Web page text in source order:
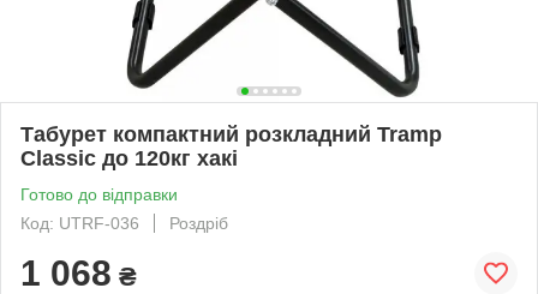
Табурет компактний розкладний Tramp
Classic до 120кг хакі
Готово до відправки
Код: UTRF-036
Роздріб
1 068 ₴